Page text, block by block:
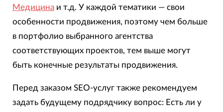
Медицинаи т.д. У каждой тематики — свои
особенности продвижения, поэтому чем больше
в портфолио выбранного агентства
соответствующих проектов, тем выше могут
быть конечные результаты продвижения.
Перед заказом SEO-услуг также рекомендуем
задать будущему подрядчику вопрос: Есть ли у